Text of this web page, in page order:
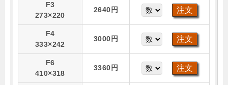
F3
273×220
2640円
F4
333×242
3000円
F6
410×318
3360円